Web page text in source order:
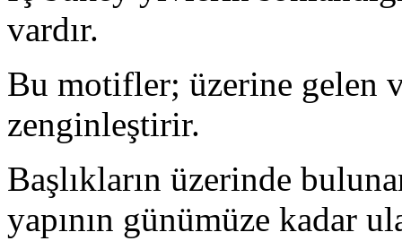
vardır.
Bu motifler; üzerine gelen
zenginleştirir.
Başlıkların üzerinde
yapının günümüze kadar